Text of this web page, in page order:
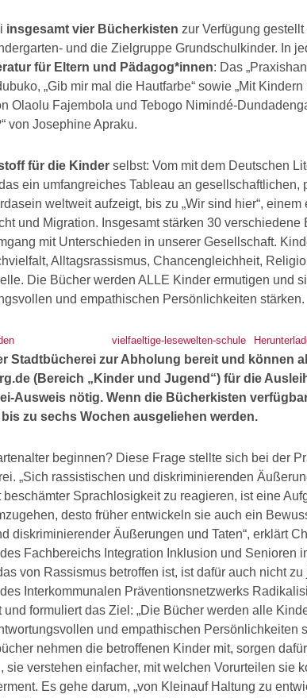
insgesamt vier Bücherkisten zur Verfügung
und die Zielgruppe Grundschulkinder. In
für Eltern und Pädagog*innen: Das
„Gib mir mal die Hautfarbe“ sowie „Mit Kindern
Olaolu Fajembola und Tebogo Nimindé-
von Josephine Apraku.
für die Kinder selbst: Vom mit dem Deutschen
ein umfangreiches Tableau an gesellschaftlichen,
weltweit aufzeigt, bis zu „Wir sind hier“, einem
und Migration. Insgesamt stärken 30 verschiedene
mit Unterschieden in unserer Gesellschaft.
Alltagsrassismus, Chancengleichheit,
Die Bücher werden ALLE Kinder ermutigen und
und empathischen Persönlichkeiten stärken.
vielfaeltige-lesewelten-schule
Stadtbücherei zur Abholung bereit und können
(Bereich „Kinder und Jugend“) für die
Ausweis nötig. Wenn die Bücherkisten
zu sechs Wochen ausgeliehen werden.
beginnen? Diese Frage stellte sich bei der
„Sich rassistischen und diskriminierenden
Sprachlosigkeit zu reagieren, ist eine
desto früher entwickeln sie auch ein
diskriminierender Äußerungen und Taten“, erklärt
Fachbereichs Integration Inklusion und Senioren
von Rassismus betroffen ist, ist dafür auch nicht zu
Interkommunalen Präventionsnetzwerks
formuliert das Ziel: „Die Bücher werden alle
und empathischen Persönlichkeiten
nehmen die betroffenen Kinder mit, sorgen
sie verstehen einfacher, mit welchen Vorurteilen sie
Es gehe darum, „von Kleinauf Haltung zu